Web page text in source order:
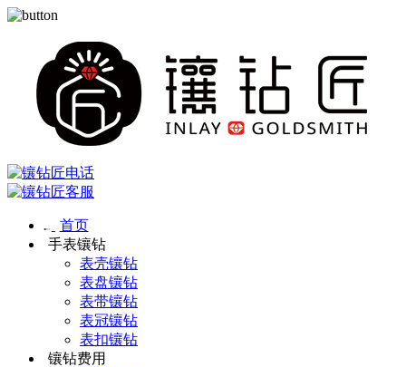
首页
手表镶钻
表壳镶钻
表盘镶钻
表带镶钻
表冠镶钻
表扣镶钻
镶钻费用